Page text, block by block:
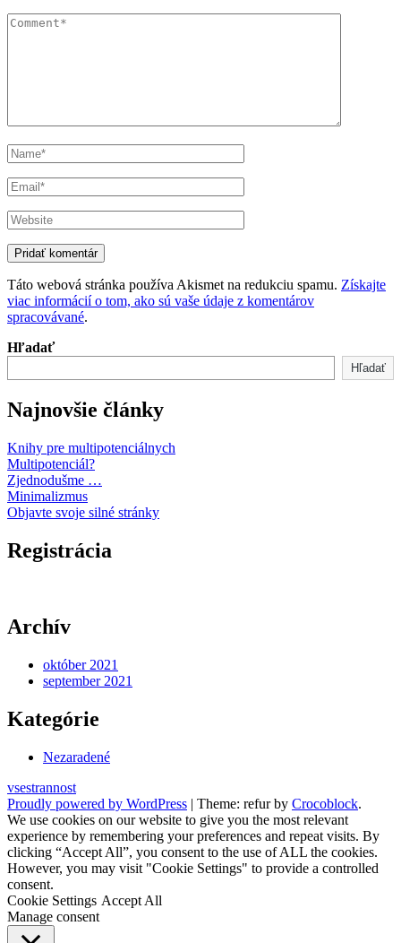
Táto webová stránka používa Akismet na redukciu spamu. Získajte
viac informácií o tom, ako sú vaše údaje z komentárov
spracovávané.
Hľadať
Hľadať
Najnovšie články
Knihy pre multipotenciálnych
Multipotenciál?
Zjednodušme …
Minimalizmus
Objavte svoje silné stránky
Registrácia
Archív
október 2021
september 2021
Kategórie
Nezaradené
vsestrannost
Proudly powered by WordPress | Theme: refur by Crocoblock.
We use cookies on our website to give you the most relevant
experience by remembering your preferences and repeat visits. By
clicking “Accept All”, you consent to the use of ALL the cookies.
However, you may visit "Cookie Settings" to provide a controlled
consent.
Cookie Settings Accept All
Manage consent